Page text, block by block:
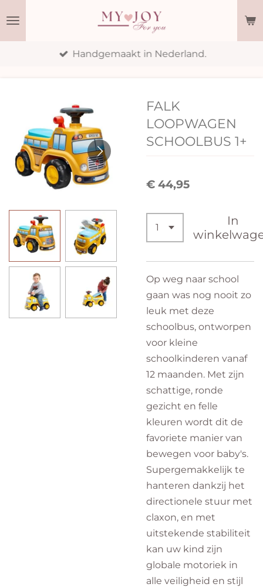
Handgemaakt in Nederland.
FALK
LOOPWAGEN
SCHOOLBUS 1+
€ 44,95
In
Op weg naar school
gaan was nog nooit zo
leuk met deze
schoolbus, ontworpen
voor kleine
schoolkinderen vanaf
12 maanden. Met zijn
schattige, ronde
gezicht en felle
kleuren wordt dit de
favoriete manier van
bewegen voor baby's.
Supergemakkelijk te
hanteren dankzij het
directionele stuur met
claxon, en met
uitstekende stabiliteit
kan uw kind zijn
globale motoriek in
alle veiligheid en stijl